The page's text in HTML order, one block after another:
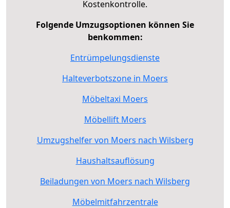
Kostenkontrolle.
Folgende Umzugsoptionen können Sie
benkommen:
Entrümpelungsdienste
Halteverbotszone in Moers
Möbeltaxi Moers
Möbellift Moers
Umzugshelfer von Moers nach Wilsberg
Haushaltsauflösung
Beiladungen von Moers nach Wilsberg
Möbelmitfahrzentrale